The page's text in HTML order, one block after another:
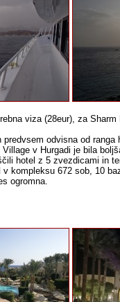
viza (28eur), za
predvsem odvisna od ranga
v Hurgadi je bila
hotel z 5 zvezdicami in
v kompleksu 672 sob, 10
ogromna.